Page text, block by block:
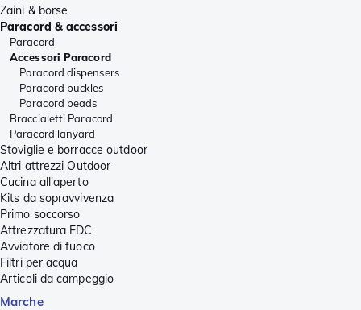
Zaini & borse
Paracord & accessori
Paracord
Accessori Paracord
Paracord dispensers
Paracord buckles
Paracord beads
Braccialetti Paracord
Paracord lanyard
Stoviglie e borracce outdoor
Altri attrezzi Outdoor
Cucina all'aperto
Kits da sopravvivenza
Primo soccorso
Attrezzatura EDC
Avviatore di fuoco
Filtri per acqua
Articoli da campeggio
Marche